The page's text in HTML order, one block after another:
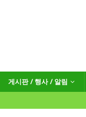
게시판 / 행사 / 알림